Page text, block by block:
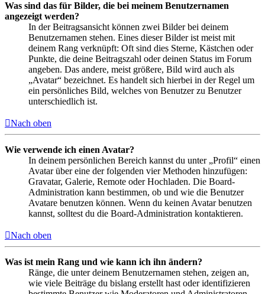
Was sind das für Bilder, die bei meinem Benutzernamen
angezeigt werden?
In der Beitragsansicht können zwei Bilder bei deinem
Benutzernamen stehen. Eines dieser Bilder ist meist mit
deinem Rang verknüpft: Oft sind dies Sterne, Kästchen oder
Punkte, die deine Beitragszahl oder deinen Status im Forum
angeben. Das andere, meist größere, Bild wird auch als
„Avatar“ bezeichnet. Es handelt sich hierbei in der Regel um
ein persönliches Bild, welches von Benutzer zu Benutzer
unterschiedlich ist.
Nach oben
Wie verwende ich einen Avatar?
In deinem persönlichen Bereich kannst du unter „Profil“ einen
Avatar über eine der folgenden vier Methoden hinzufügen:
Gravatar, Galerie, Remote oder Hochladen. Die Board-
Administration kann bestimmen, ob und wie die Benutzer
Avatare benutzen können. Wenn du keinen Avatar benutzen
kannst, solltest du die Board-Administration kontaktieren.
Nach oben
Was ist mein Rang und wie kann ich ihn ändern?
Ränge, die unter deinem Benutzernamen stehen, zeigen an,
wie viele Beiträge du bislang erstellt hast oder identifizieren